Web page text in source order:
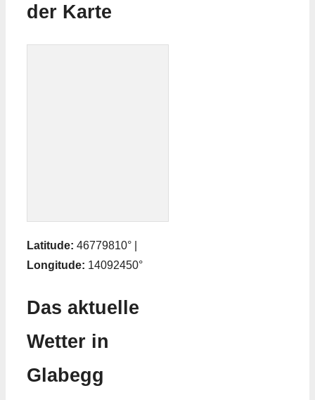
der Karte
Latitude: 46779810° |
Longitude: 14092450°
Das aktuelle
Wetter in
Glabegg